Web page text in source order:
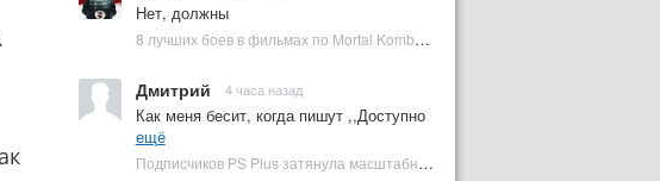
Нет, должны
8 лучших боев в фильмах по Mortal Kombat: от «Смертельной битвы» до «Мортал Комбат 2» | Plugged In Ru
Дмитрий 4 часа назад
Как меня бесит, когда пишут ,,Доступно
ещё
Подписчиков PS Plus затянула масштабная RPG в духе Skyrim, которая доступна бесплатно | Plugged In Ru